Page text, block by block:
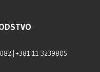
| +381 11 3239805